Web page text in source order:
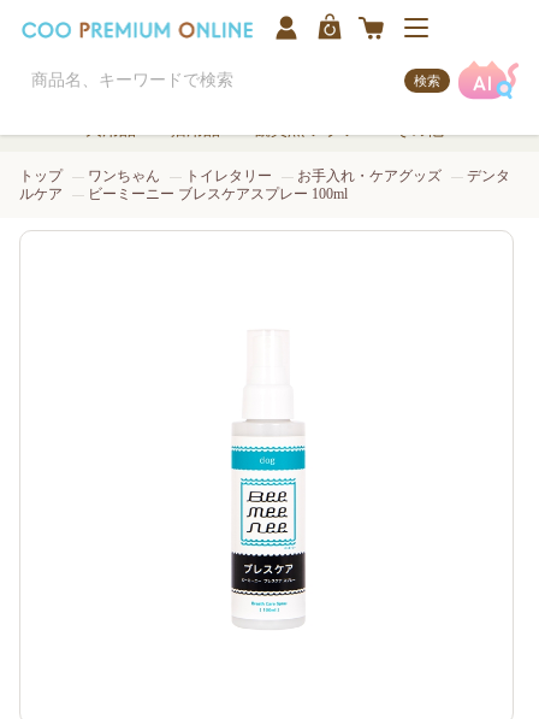
検索
トップ ワンちゃん トイレタリー お手入れ・ケアグッズ
デンタ
ルケア
ビーミーニー ブレスケアスプレー 100ml